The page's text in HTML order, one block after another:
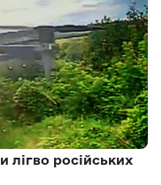
лігво російських